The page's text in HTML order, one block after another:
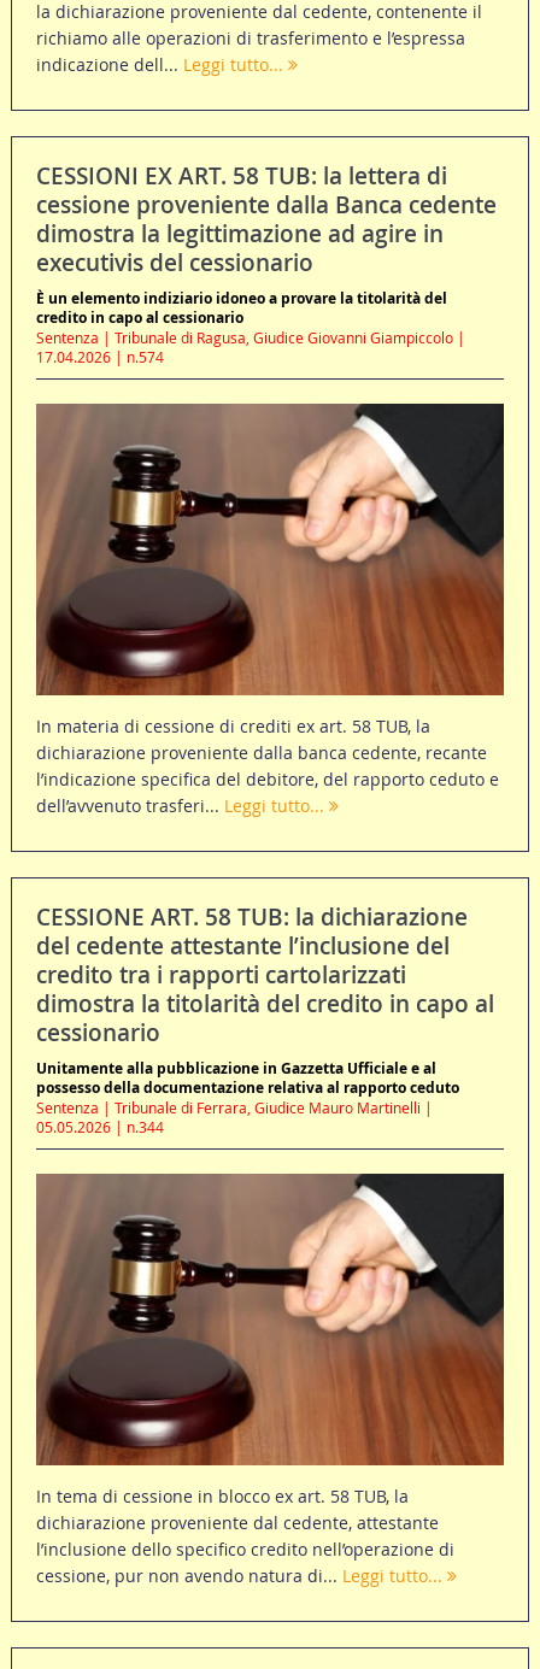
la dichiarazione proveniente dal cedente, contenente il
richiamo alle operazioni di trasferimento e l’espressa
indicazione dell... Leggi tutto...
CESSIONI EX ART. 58 TUB: la lettera di
cessione proveniente dalla Banca cedente
dimostra la legittimazione ad agire in
executivis del cessionario
È un elemento indiziario idoneo a provare la titolarità del
credito in capo al cessionario
Sentenza | Tribunale di Ragusa, Giudice Giovanni Giampiccolo |
17.04.2026 | n.574
In materia di cessione di crediti ex art. 58 TUB, la
dichiarazione proveniente dalla banca cedente, recante
l’indicazione specifica del debitore, del rapporto ceduto e
dell’avvenuto trasferi... Leggi tutto...
CESSIONE ART. 58 TUB: la dichiarazione
del cedente attestante l’inclusione del
credito tra i rapporti cartolarizzati
dimostra la titolarità del credito in capo al
cessionario
Unitamente alla pubblicazione in Gazzetta Ufficiale e al
possesso della documentazione relativa al rapporto ceduto
Sentenza | Tribunale di Ferrara, Giudice Mauro Martinelli |
05.05.2026 | n.344
In tema di cessione in blocco ex art. 58 TUB, la
dichiarazione proveniente dal cedente, attestante
l’inclusione dello specifico credito nell’operazione di
cessione, pur non avendo natura di... Leggi tutto...